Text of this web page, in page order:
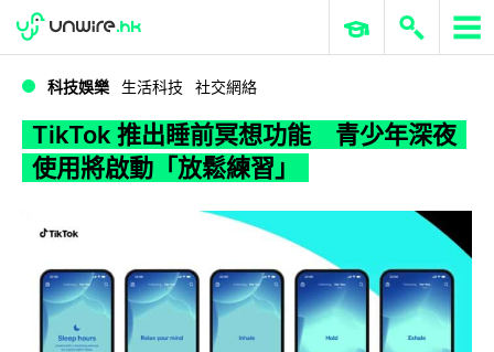
WWDC 2026 ERP 與商業 AI
科技娛樂 生活科技 社交網絡
TikTok 推出睡前冥想功能 青少年深夜
使用將啟動「放鬆練習」